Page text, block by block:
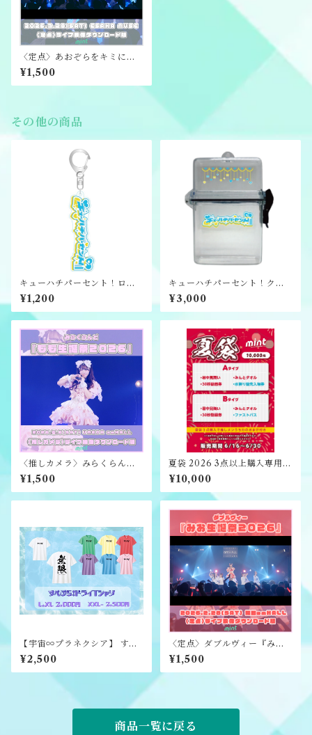
〈定点〉あおぞらをキミに
『ほのり生誕祭2026』ライブ
映像ダウンロード版
¥1,500
その他の商品
キューハチパーセント！ロゴ
アクキー
¥1,200
キューハチパーセント！クリ
アロゴ特典券ケース
¥3,000
〈推しカメラ〉みらくらんど
『もも生誕祭2026』ライブ映
像ダウンロード版
¥1,500
夏袋 2026 3点以上購入専用
【うちわ付き】
¥10,000
【宇宙∞プラネクシア】 すぺ
ぷら!ドライTシャツ（XXL.X
XXL）
¥2,500
〈定点〉ダブルヴィー『みお
生誕祭2026』ライブ映像ダウ
ンロード版
¥1,500
商品一覧に戻る